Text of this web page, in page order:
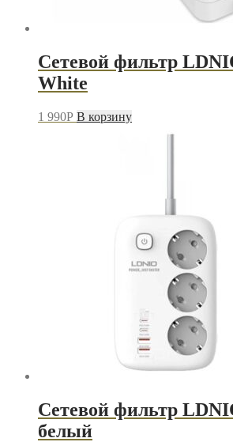
Сетевой фильтр
White
1 990P В корзину
Сетевой фильтр
белый